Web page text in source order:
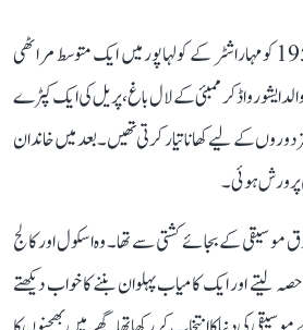
سریش ایشور واڈکر 7 اگست 1955 کو مہاراشٹر کے کولہاپور میں ایک متوسط مراٹھی
ایشور واڈکر ممبئی کے لال باغ، پریل کی ایک کپڑے
کے لیے کھانا تیار کرتی تھیں۔ بعد میں خاندان
پرورش ہوئی۔
موسیقی کے بجائے کشتی سے تھا۔ وہ اسکول اور کالج
لیتے اور ایک کامیاب پہلوان بننے کا خواب دیکھتے